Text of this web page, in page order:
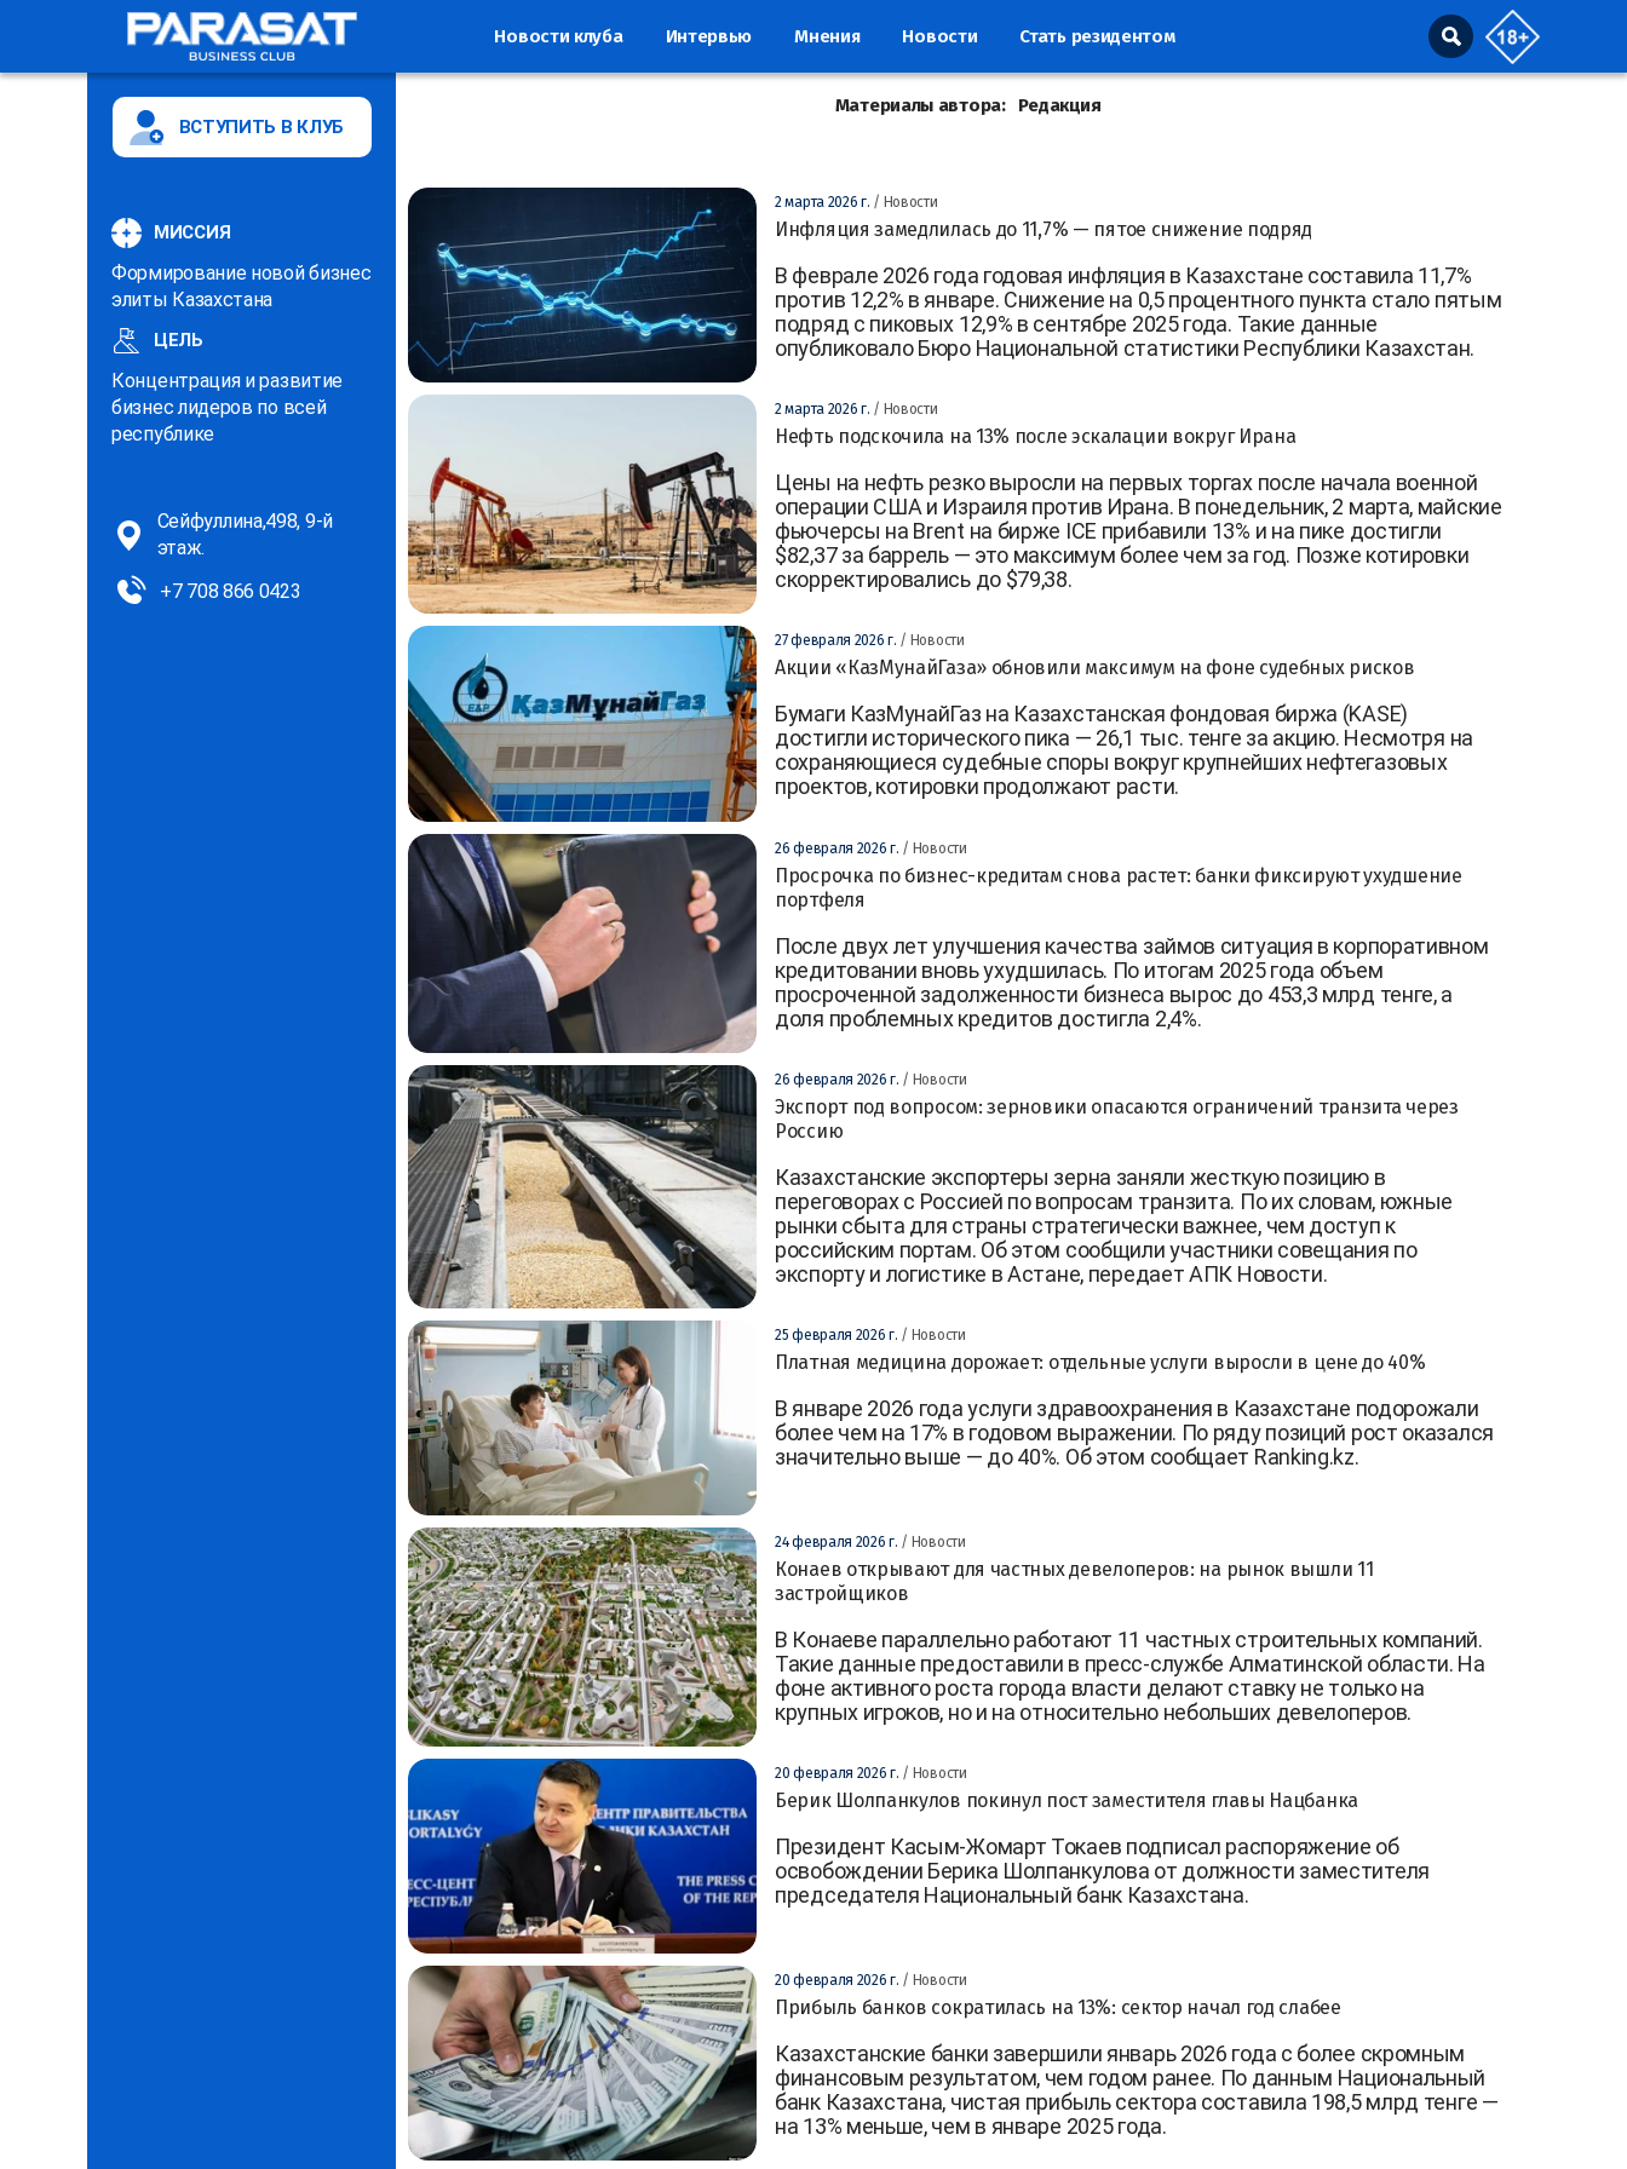
Новости клуба Интервью Мнения Новости Стать резидентом
ВСТУПИТЬ В КЛУБ
МИССИЯ
Формирование новой бизнес
элиты Казахстана
ЦЕЛЬ
Концентрация и развитие
бизнес лидеров по всей
республике
Сейфуллина,498, 9-й
этаж.
+7 708 866 0423
Материалы автора: Редакция
2 марта 2026 г. / Новости
Инфляция замедлилась до 11,7% — пятое снижение подряд
В феврале 2026 года годовая инфляция в Казахстане составила 11,7%
против 12,2% в январе. Снижение на 0,5 процентного пункта стало пятым
подряд с пиковых 12,9% в сентябре 2025 года. Такие данные
опубликовало Бюро Национальной статистики Республики Казахстан.
2 марта 2026 г. / Новости
Нефть подскочила на 13% после эскалации вокруг Ирана
Цены на нефть резко выросли на первых торгах после начала военной
операции США и Израиля против Ирана. В понедельник, 2 марта, майские
фьючерсы на Brent на бирже ICE прибавили 13% и на пике достигли
$82,37 за баррель — это максимум более чем за год. Позже котировки
скорректировались до $79,38.
27 февраля 2026 г. / Новости
Акции «КазМунайГаза» обновили максимум на фоне судебных рисков
Бумаги КазМунайГаз на Казахстанская фондовая биржа (KASE)
достигли исторического пика — 26,1 тыс. тенге за акцию. Несмотря на
сохраняющиеся судебные споры вокруг крупнейших нефтегазовых
проектов, котировки продолжают расти.
26 февраля 2026 г. / Новости
Просрочка по бизнес-кредитам снова растет: банки фиксируют ухудшение
портфеля
После двух лет улучшения качества займов ситуация в корпоративном
кредитовании вновь ухудшилась. По итогам 2025 года объем
просроченной задолженности бизнеса вырос до 453,3 млрд тенге, а
доля проблемных кредитов достигла 2,4%.
26 февраля 2026 г. / Новости
Экспорт под вопросом: зерновики опасаются ограничений транзита через
Россию
Казахстанские экспортеры зерна заняли жесткую позицию в
переговорах с Россией по вопросам транзита. По их словам, южные
рынки сбыта для страны стратегически важнее, чем доступ к
российским портам. Об этом сообщили участники совещания по
экспорту и логистике в Астане, передает АПК Новости.
25 февраля 2026 г. / Новости
Платная медицина дорожает: отдельные услуги выросли в цене до 40%
В январе 2026 года услуги здравоохранения в Казахстане подорожали
более чем на 17% в годовом выражении. По ряду позиций рост оказался
значительно выше — до 40%. Об этом сообщает Ranking.kz.
24 февраля 2026 г. / Новости
Конаев открывают для частных девелоперов: на рынок вышли 11
застройщиков
В Конаеве параллельно работают 11 частных строительных компаний.
Такие данные предоставили в пресс-службе Алматинской области. На
фоне активного роста города власти делают ставку не только на
крупных игроков, но и на относительно небольших девелоперов.
20 февраля 2026 г. / Новости
Берик Шолпанкулов покинул пост заместителя главы Нацбанка
Президент Касым-Жомарт Токаев подписал распоряжение об
освобождении Берика Шолпанкулова от должности заместителя
председателя Национальный банк Казахстана.
20 февраля 2026 г. / Новости
Прибыль банков сократилась на 13%: сектор начал год слабее
Казахстанские банки завершили январь 2026 года с более скромным
финансовым результатом, чем годом ранее. По данным Национальный
банк Казахстана, чистая прибыль сектора составила 198,5 млрд тенге —
на 13% меньше, чем в январе 2025 года.